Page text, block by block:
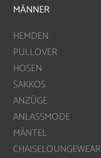
MÄNNER
HEMDEN
PULLOVER
HOSEN
SAKKOS
ANZÜGE
ANLASSMODE
MÄNTEL
CHAISELOUNGEWEAR